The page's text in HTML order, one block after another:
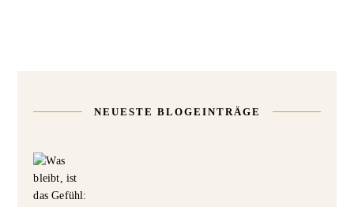
NEUESTE BLOGEINTRÄGE